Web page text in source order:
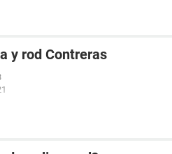
y rod Contreras